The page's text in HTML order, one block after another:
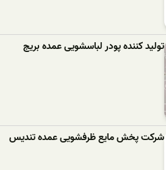
تولید کننده پودر لباسشویی عمده بریج
شرکت پخش مایع ظرفشویی عمده تندیس